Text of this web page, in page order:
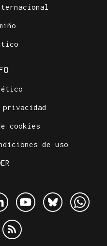
ético
cookies
de uso